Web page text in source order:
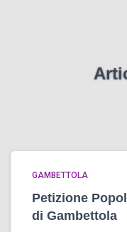
GAMBETTOLA
Petizione
di Gambettola